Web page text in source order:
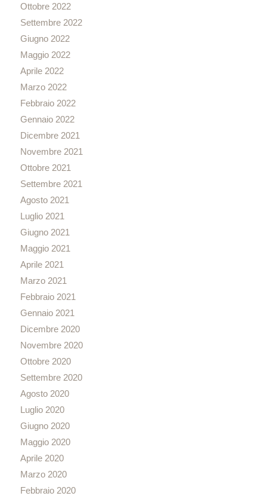
Ottobre 2022
Settembre 2022
Giugno 2022
Maggio 2022
Aprile 2022
Marzo 2022
Febbraio 2022
Gennaio 2022
Dicembre 2021
Novembre 2021
Ottobre 2021
Settembre 2021
Agosto 2021
Luglio 2021
Giugno 2021
Maggio 2021
Aprile 2021
Marzo 2021
Febbraio 2021
Gennaio 2021
Dicembre 2020
Novembre 2020
Ottobre 2020
Settembre 2020
Agosto 2020
Luglio 2020
Giugno 2020
Maggio 2020
Aprile 2020
Marzo 2020
Febbraio 2020